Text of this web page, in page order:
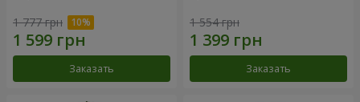
1 777 грн
Заказать
1 554 грн
Заказать